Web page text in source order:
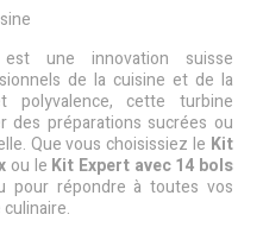
est une innovation suisse
de la cuisine et de la
polyvalence, cette turbine
des préparations sucrées ou
Que vous choisissiez le Kit
ou le Kit Expert avec 14 bols
pour répondre à toutes vos